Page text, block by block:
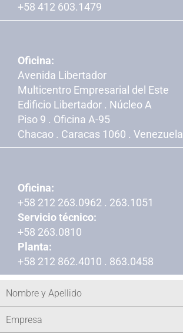
+58 412 603.1479
Oficina:
Avenida Libertador
Multicentro Empresarial del Este
Edificio Libertador . Núcleo A
Piso 9 . Oficina A-95
Chacao . Caracas 1060 . Venezuela
Oficina:
+58 212 263.0962 . 263.1051
Servicio técnico:
+58 263.0810
Planta:
+58 212 862.4010 . 863.0458